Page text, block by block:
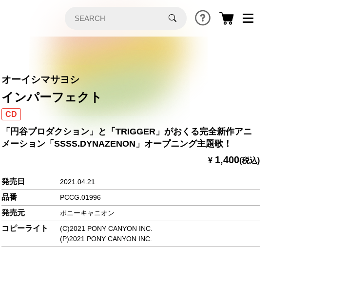
オーイシマサヨシ
インパーフェクト
CD
「円谷プロダクション」と「TRIGGER」がおくる完全新作アニ
メーション「SSSS.DYNAZENON」オープニング主題歌！
¥ 1,400(税込)
発売日 2021.04.21
品番 PCCG.01996
発売元 ポニーキャニオン
コピーライト
(C)2021 PONY CANYON INC.
(P)2021 PONY CANYON INC.